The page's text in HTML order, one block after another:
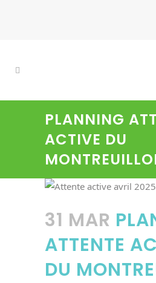
PLANNING
ACTIVE DU
31 MAR
ATTENTE
DU